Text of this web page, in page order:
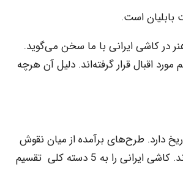
است.
در کاشی ایرانی با ما سخن می‌گوید.
اقبال قرار گرفته‌اند. دلیل آن هرچه
دارد. طرح‌های برآمده از میان نقوش
اسلامی و خطاطی‌های زبان کوفی بر کاشی‌ ایرانی جان گرفته‌اند. کاشی‌ ایرانی را به 5 دسته کلی تقسیم‌